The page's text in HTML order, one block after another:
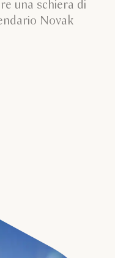
una schiera di
Novak